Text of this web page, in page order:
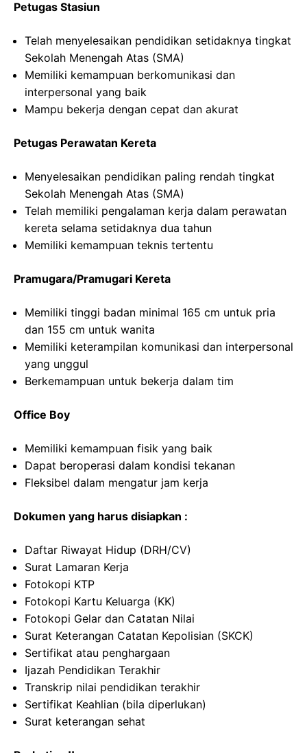
Petugas Stasiun
Telah menyelesaikan pendidikan setidaknya tingkat
Sekolah Menengah Atas (SMA)
Memiliki kemampuan berkomunikasi dan
interpersonal yang baik
Mampu bekerja dengan cepat dan akurat
Petugas Perawatan Kereta
Menyelesaikan pendidikan paling rendah tingkat
Sekolah Menengah Atas (SMA)
Telah memiliki pengalaman kerja dalam perawatan
kereta selama setidaknya dua tahun
Memiliki kemampuan teknis tertentu
Pramugara/Pramugari Kereta
Memiliki tinggi badan minimal 165 cm untuk pria
dan 155 cm untuk wanita
Memiliki keterampilan komunikasi dan interpersonal
yang unggul
Berkemampuan untuk bekerja dalam tim
Office Boy
Memiliki kemampuan fisik yang baik
Dapat beroperasi dalam kondisi tekanan
Fleksibel dalam mengatur jam kerja
Dokumen yang harus disiapkan :
Daftar Riwayat Hidup (DRH/CV)
Surat Lamaran Kerja
Fotokopi KTP
Fotokopi Kartu Keluarga (KK)
Fotokopi Gelar dan Catatan Nilai
Surat Keterangan Catatan Kepolisian (SKCK)
Sertifikat atau penghargaan
Ijazah Pendidikan Terakhir
Transkrip nilai pendidikan terakhir
Sertifikat Keahlian (bila diperlukan)
Surat keterangan sehat